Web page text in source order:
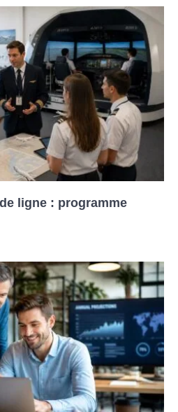
ligne : programme